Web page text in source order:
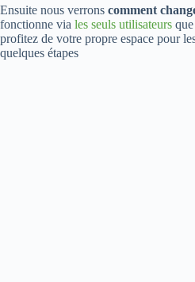
Ensuite nous verrons comment
fonctionne via les seuls utilisateurs
profitez de votre propre espace pour
quelques étapes